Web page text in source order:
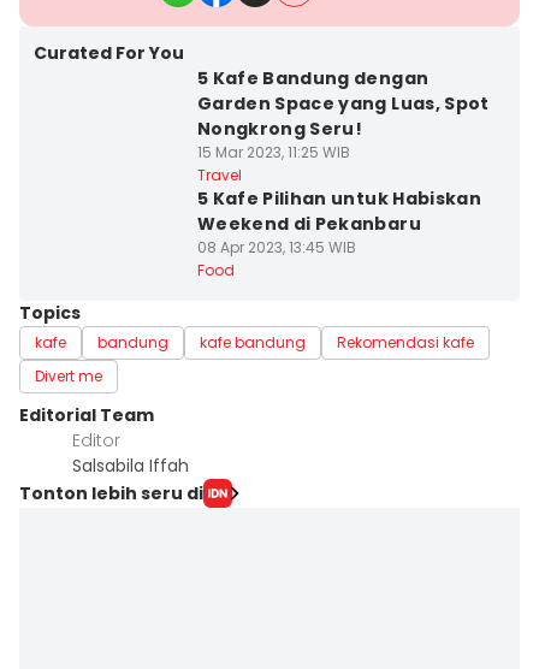
Curated For You
5 Kafe Bandung dengan
Garden Space yang Luas, Spot
Nongkrong Seru!
15 Mar 2023, 11:25 WIB
Travel
5 Kafe Pilihan untuk Habiskan
Weekend di Pekanbaru
08 Apr 2023, 13:45 WIB
Food
Topics
kafe bandung kafe bandung
Rekomendasi kafe
Divert me
Editorial Team
Editor
Salsabila Iffah
Tonton lebih seru di